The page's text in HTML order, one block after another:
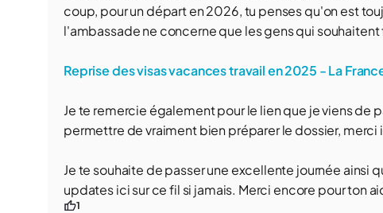
coup, pour un départ en 2026, tu penses qu'on est
l'ambassade ne concerne que les gens qui
Reprise des visas vacances travail en 2025 - La
Je te remercie également pour le lien que je viens de
permettre de vraiment bien préparer le dossier, merci
Je te souhaite de passer une excellente journée ainsi
updates ici sur ce fil si jamais. Merci encore pour ton
1